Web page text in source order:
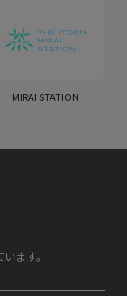
ます。
MIRAI STATION